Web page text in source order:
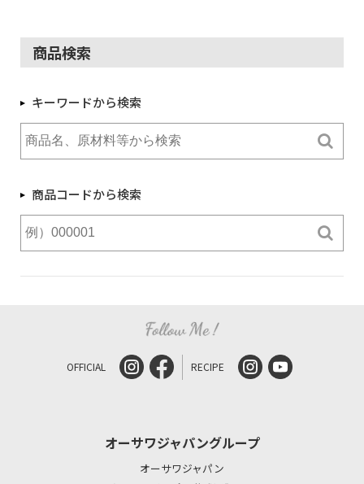
商品検索
キーワードから検索
商品コードから検索
OFFICIAL RECIPE
オーサワジャパングループ
オーサワジャパン